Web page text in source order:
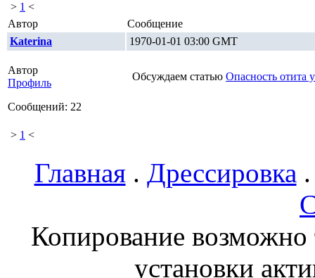
> 1 <
Автор
Сообщение
Katerina
1970-01-01 03:00 GMT
Автор
Профиль
Сообщений: 22
Обсуждаем статью Опасность отита
> 1 <
Главная. Дрессировка
Копирование возможно
установки